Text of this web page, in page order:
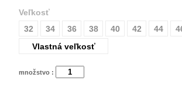
Veľkosť
32
34 36 38 40 42 44
Vlastná veľkosť
množstvo :